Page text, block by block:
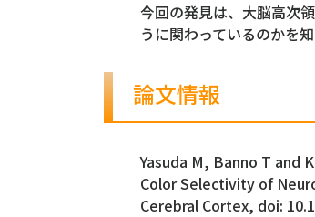
今回の発見は、大脳高次
うに関わっているのかを
論文情報
Yasuda M, Banno T and
Color Selectivity of
Cerebral Cortex, doi: